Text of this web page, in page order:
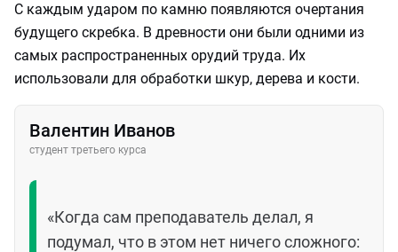
С каждым ударом по камню появляются очертания
будущего скребка. В древности они были одними из
самых распространенных орудий труда. Их
использовали для обработки шкур, дерева и кости.
Валентин Иванов
студент третьего курса
«Когда сам преподаватель делал, я
подумал, что в этом нет ничего сложного: